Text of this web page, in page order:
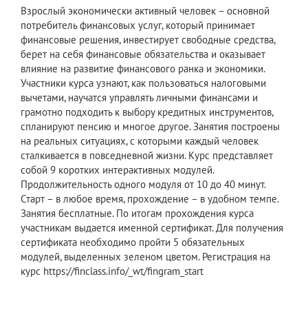
Взрослый экономически активный человек – основной
потребитель финансовых услуг, который принимает
финансовые решения, инвестирует свободные средства,
берет на себя финансовые обязательства и оказывает
влияние на развитие финансового ранка и экономики.
Участники курса узнают, как пользоваться налоговыми
вычетами, научатся управлять личными финансами и
грамотно подходить к выбору кредитных инструментов,
спланируют пенсию и многое другое. Занятия построены
на реальных ситуациях, с которыми каждый человек
сталкивается в повседневной жизни. Курс представляет
собой 9 коротких интерактивных модулей.
Продолжительность одного модуля от 10 до 40 минут.
Старт – в любое время, прохождение – в удобном темпе.
Занятия бесплатные. По итогам прохождения курса
участникам выдается именной сертификат. Для получения
сертификата необходимо пройти 5 обязательных
модулей, выделенных зеленом цветом. Регистрация на
курс https://finclass.info/_wt/fingram_start